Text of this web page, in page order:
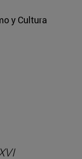
y Cultura